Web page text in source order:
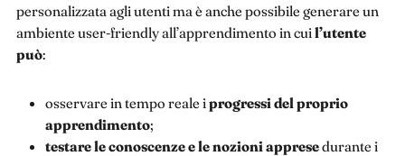
personalizzata agli utenti ma è anche possibile generare un
ambiente user-friendly all’apprendimento in cuil’utente
può:
osservare in tempo reale iprogressi del proprio
apprendimento;
testare le conoscenze e le nozioni appresedurante i